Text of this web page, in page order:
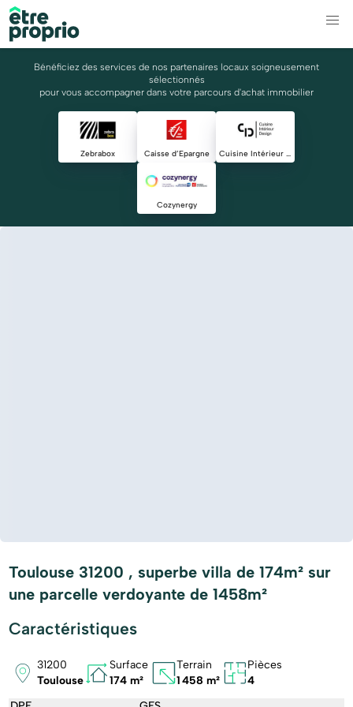
Bénéficiez des services de nos partenaires locaux soigneusement
sélectionnés
pour vous accompagner dans votre parcours d'achat immobilier
Zebrabox Caisse d’Epargne Cuisine Intérieur Design
Cozynergy
Toulouse 31200 , superbe villa de 174m² sur
une parcelle verdoyante de 1458m²
Caractéristiques
31200
Toulouse
Surface
174 m²
Terrain
1 458 m²
Pièces
4